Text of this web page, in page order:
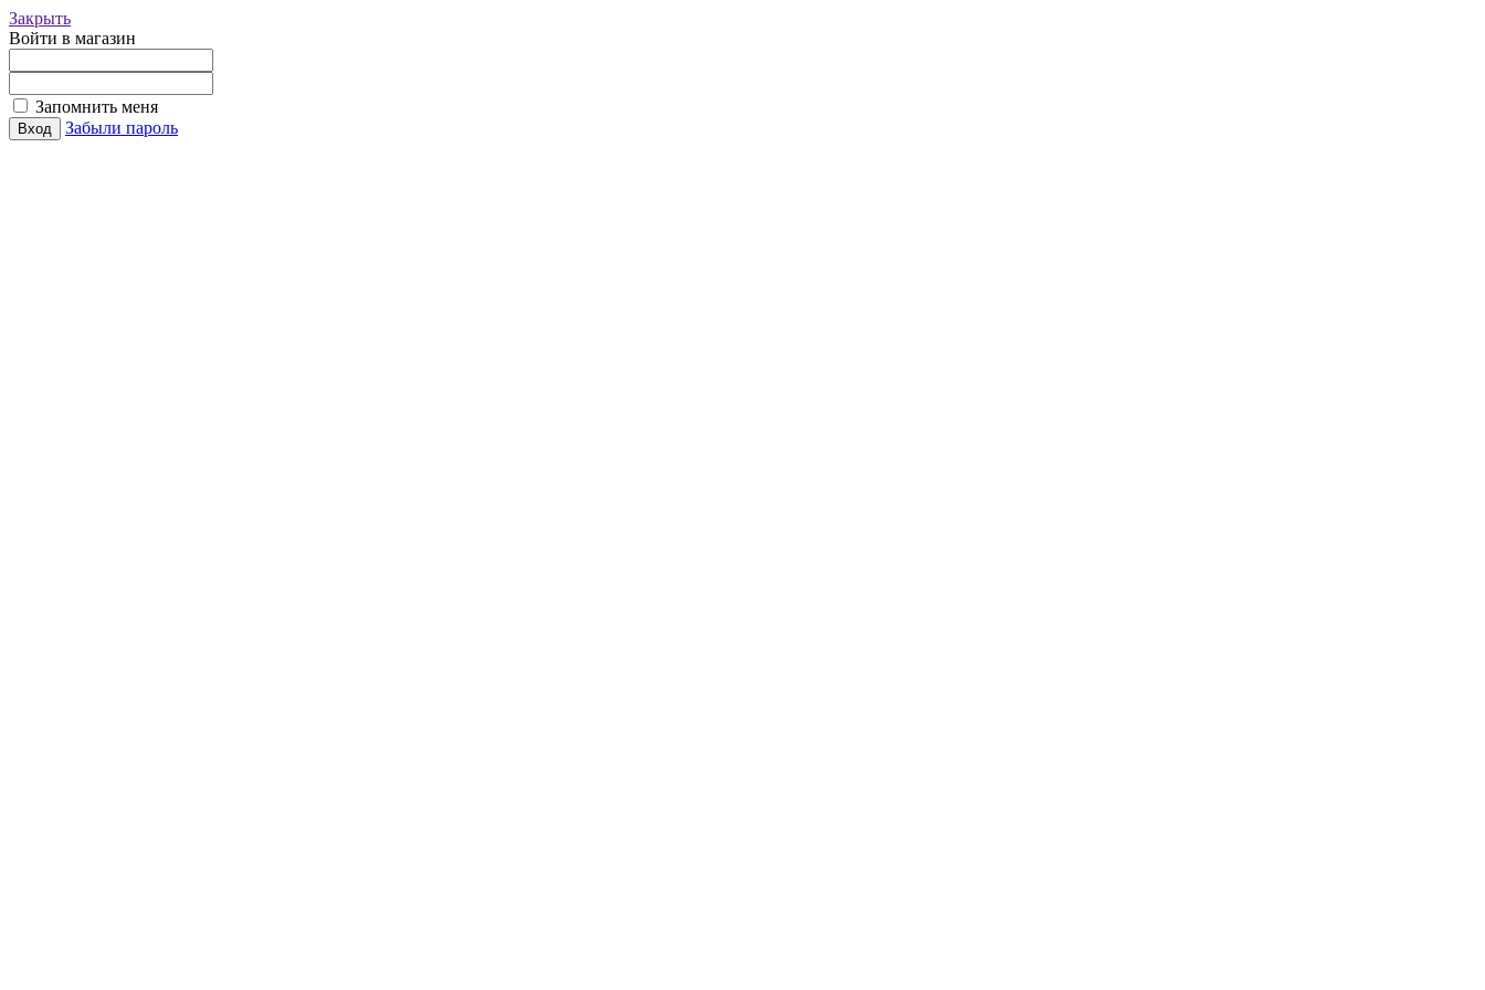
Закрыть
Войти в магазин
Запомнить меня
Забыли пароль